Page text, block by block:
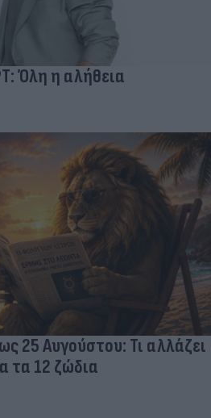
Όλη η αλήθεια
25 Αυγούστου: Τι αλλάζει
τα 12 ζώδια